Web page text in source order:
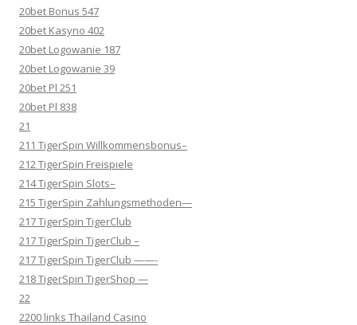
20bet Bonus 547
20bet Kasyno 402
20bet Logowanie 187
20bet Logowanie 39
20bet Pl 251
20bet Pl 838
21
211 TigerSpin Willkommensbonus–
212 TigerSpin Freispiele
214 TigerSpin Slots–
215 TigerSpin Zahlungsmethoden—
217 TigerSpin TigerClub
217 TigerSpin TigerClub –
217 TigerSpin TigerClub ——-
218 TigerSpin TigerShop —
22
2200 links Thailand Casino